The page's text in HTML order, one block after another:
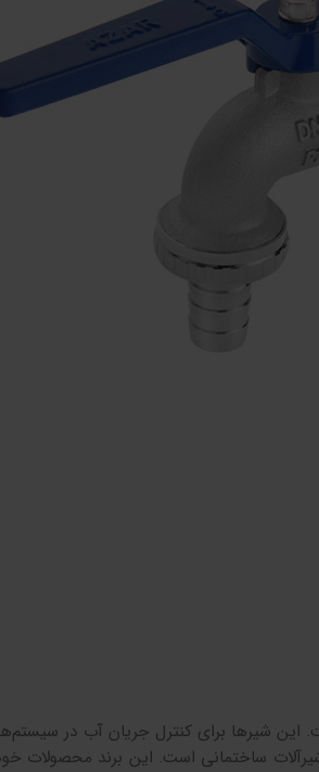
شیرها برای کنترل جریان آب در
ساختمانی است. این برند محصولات